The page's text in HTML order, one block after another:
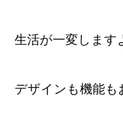
生活が一変します
デザインも機能